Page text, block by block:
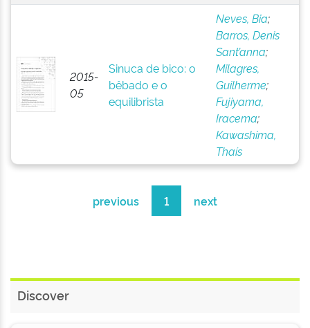
2015-
05
Sinuca de bico: o
bêbado e o
equilibrista
Neves, Bia;
Barros, Denis
Sant’anna;
Milagres,
Guilherme;
Fujiyama,
Iracema;
Kawashima,
Thaís
previous 1 next
Discover